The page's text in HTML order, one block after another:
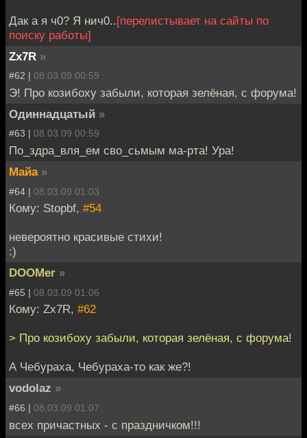
Дак а я ч0? Я нич0..[перелистывает на сайты по
поиску работы]
Zx7R »
#62 | 08.03.09 00:59
Э! Про козибоху забыли, которая зелёная, с форума!
Одиннадцатый »
#63 | 08.03.09 00:59
По_здра_вля_ем сво_сьмым ма-рта! Ура!
Майа »
#64 | 08.03.09 01:03
Кому: Stopbf, #54
невероятно красивые стихи!
:)
DOOMer »
#65 | 08.03.09 01:06
Кому: Zx7R, #62
> Про козибоху забыли, которая зелёная, с форума!
А Чебураха, Чебураха-то как же?!
vodolaz »
#66 | 08.03.09 01:07
всех причастных - с праздничком!!!